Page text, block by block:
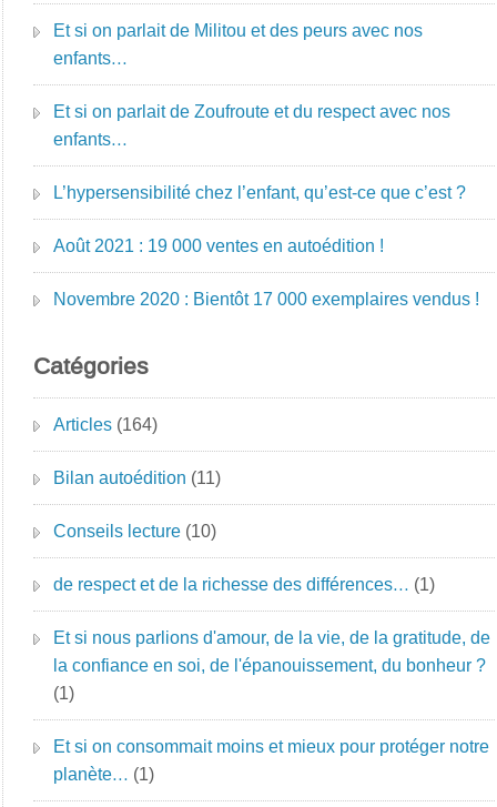
Et si on parlait de Militou et des peurs avec nos
enfants…
Et si on parlait de Zoufroute et du respect avec nos
enfants…
L’hypersensibilité chez l’enfant, qu’est-ce que c’est ?
Août 2021 : 19 000 ventes en autoédition !
Novembre 2020 : Bientôt 17 000 exemplaires vendus !
Catégories
Articles (164)
Bilan autoédition (11)
Conseils lecture (10)
de respect et de la richesse des différences… (1)
Et si nous parlions d'amour, de la vie, de la gratitude, de
la confiance en soi, de l'épanouissement, du bonheur ?
(1)
Et si on consommait moins et mieux pour protéger notre
planète… (1)